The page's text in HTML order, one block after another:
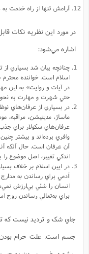
آرامش تنها از راه خدمت به
در مورد اين نظريه نكات
اشاره مي‌شود:
چنانچه بيان شد بسياري از
اسلام است. خواننده
در آيات و روايت» به اين
حتي شهرت و مهارت به نحوي
در بسياري از عرفان‌هاي
ماساژ، مديتيشن، مراقبه،
عرفان‌هاي سکولار براي جذب
وافري برده‌اند و بیشتر
آن عرفان است. حال آنکه
اندکي تغيير، اصل موضوع را
در آيين اسلام بر خلاف
آدمي براي رساندن به
انسان را شئي بي‌ارزش
براي به‌تعالي رساندن روح
جاي شک و ترديد نيست که
جسم است. علت حرام بودن